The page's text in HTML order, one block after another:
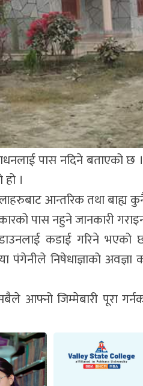
पास नदिने
।
आन्तरिक तथा बाह्य
पास नहुने जानकारी
कडाई गरिने भएको छ
पंगेनीले निषेधाज्ञाको
आफ्नो जिम्मेबारी पूरा